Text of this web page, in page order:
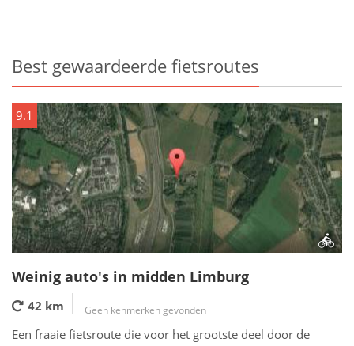
Best gewaardeerde fietsroutes
9.1
Weinig auto's in midden Limburg
42 km Geen kenmerken gevonden
Een fraaie fietsroute die voor het grootste deel door de